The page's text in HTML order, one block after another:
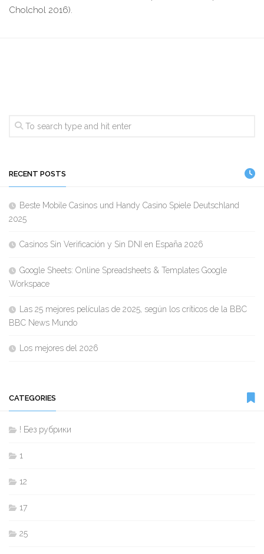
Cholchol 2016).
RECENT POSTS
Beste Mobile Casinos und Handy Casino Spiele Deutschland
2025
Casinos Sin Verificación y Sin DNI en España 2026
Google Sheets: Online Spreadsheets & Templates Google
Workspace
Las 25 mejores películas de 2025, según los críticos de la BBC
BBC News Mundo
Los mejores del 2026
CATEGORIES
! Без рубрики
1
12
17
25